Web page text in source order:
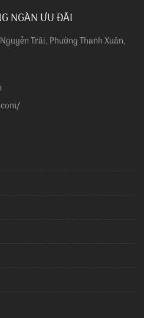
NGÀN ƯU ĐÃI
Trãi, Phường Thanh Xuân,